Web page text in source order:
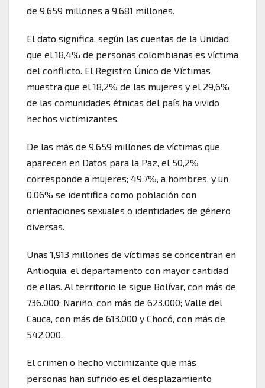
de 9,659 millones a 9,681 millones.
El dato significa, según las cuentas de la Unidad,
que el 18,4% de personas colombianas es víctima
del conflicto. El Registro Único de Víctimas
muestra que el 18,2% de las mujeres y el 29,6%
de las comunidades étnicas del país ha vivido
hechos victimizantes.
De las más de 9,659 millones de víctimas que
aparecen en Datos para la Paz, el 50,2%
corresponde a mujeres; 49,7%, a hombres, y un
0,06% se identifica como población con
orientaciones sexuales o identidades de género
diversas.
Unas 1,913 millones de víctimas se concentran en
Antioquia, el departamento con mayor cantidad
de ellas. Al territorio le sigue Bolívar, con más de
736.000; Nariño, con más de 623.000; Valle del
Cauca, con más de 613.000 y Chocó, con más de
542.000.
El crimen o hecho victimizante que más
personas han sufrido es el desplazamiento